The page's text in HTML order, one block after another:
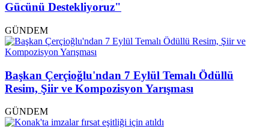
Gücünü Destekliyoruz"
GÜNDEM
Başkan Çerçioğlu'ndan 7 Eylül Temalı Ödüllü
Resim, Şiir ve Kompozisyon Yarışması
GÜNDEM